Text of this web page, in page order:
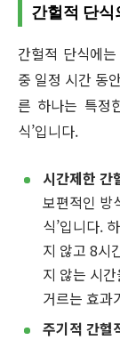
간헐적 단식
간헐적 단식에
중 일정 시간 동
른 하나는 특정
식’입니다.
시간제한 간
보편적인 방
식’입니다.
지 않고 8시
지 않는 시
거르는 효과
주기적 간헐